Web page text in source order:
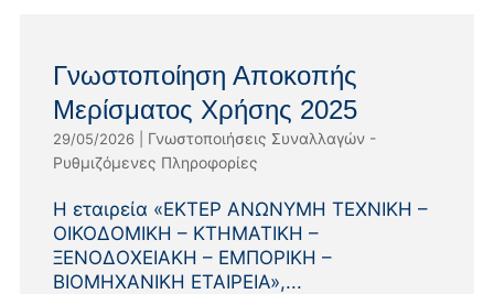
Γνωστοποίηση Αποκοπής
Μερίσματος Χρήσης 2025
29/05/2026| Γνωστοποιήσεις Συναλλαγών -
Ρυθμιζόμενες Πληροφορίες
Η εταιρεία «EΚΤΕΡ ΑΝΩΝΥΜΗ ΤΕΧΝΙΚΗ –
ΟΙΚΟΔΟΜΙΚΗ – ΚΤΗΜΑΤΙΚΗ –
ΞΕΝΟΔΟΧΕΙΑΚΗ – ΕΜΠΟΡΙΚΗ –
ΒΙΟΜΗΧΑΝΙΚΗ ΕΤΑΙΡΕΙΑ»,...